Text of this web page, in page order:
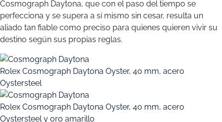
Cosmograph Daytona, que con el paso del tiempo se
perfecciona y se supera a sí mismo sin cesar, resulta un
aliado tan fiable como preciso para quienes quieren vivir su
destino según sus propias reglas.
Rolex Cosmograph Daytona Oyster, 40 mm, acero
Oystersteel
Rolex Cosmograph Daytona Oyster, 40 mm, acero
Oystersteel y oro amarillo